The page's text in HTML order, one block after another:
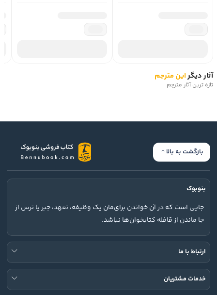
آثار دیگراین مترجم
تازه ترین آثار مترجم
بازگشت به بالا
بنوبوک
جایی است که در آن خواندن برای‌مان یک وظیفه، تعهد، جبر یا ترس از
جا ماندن از قافله کتابخوان‌ها نباشد.
ارتباط با ما
خدمات مشتریان